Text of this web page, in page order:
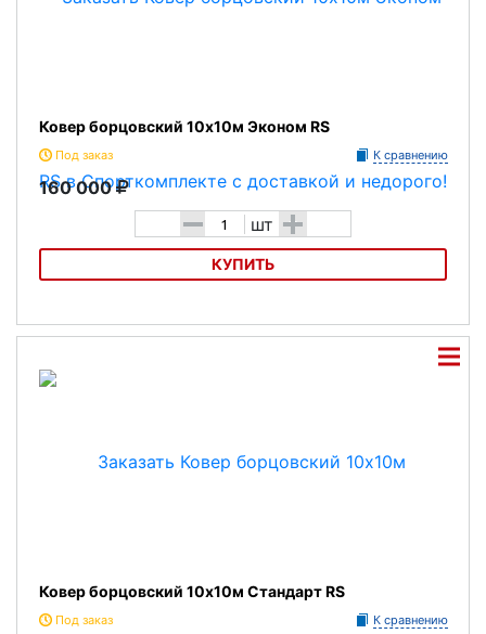
Ковер борцовский 10х10м Эконом RS
Под заказ К сравнению
160 000
- шт +
КУПИТЬ
Ковер борцовский 10х10м Эконом RS
Ковер борцовский 10х10м Стандарт RS
Под заказ К сравнению